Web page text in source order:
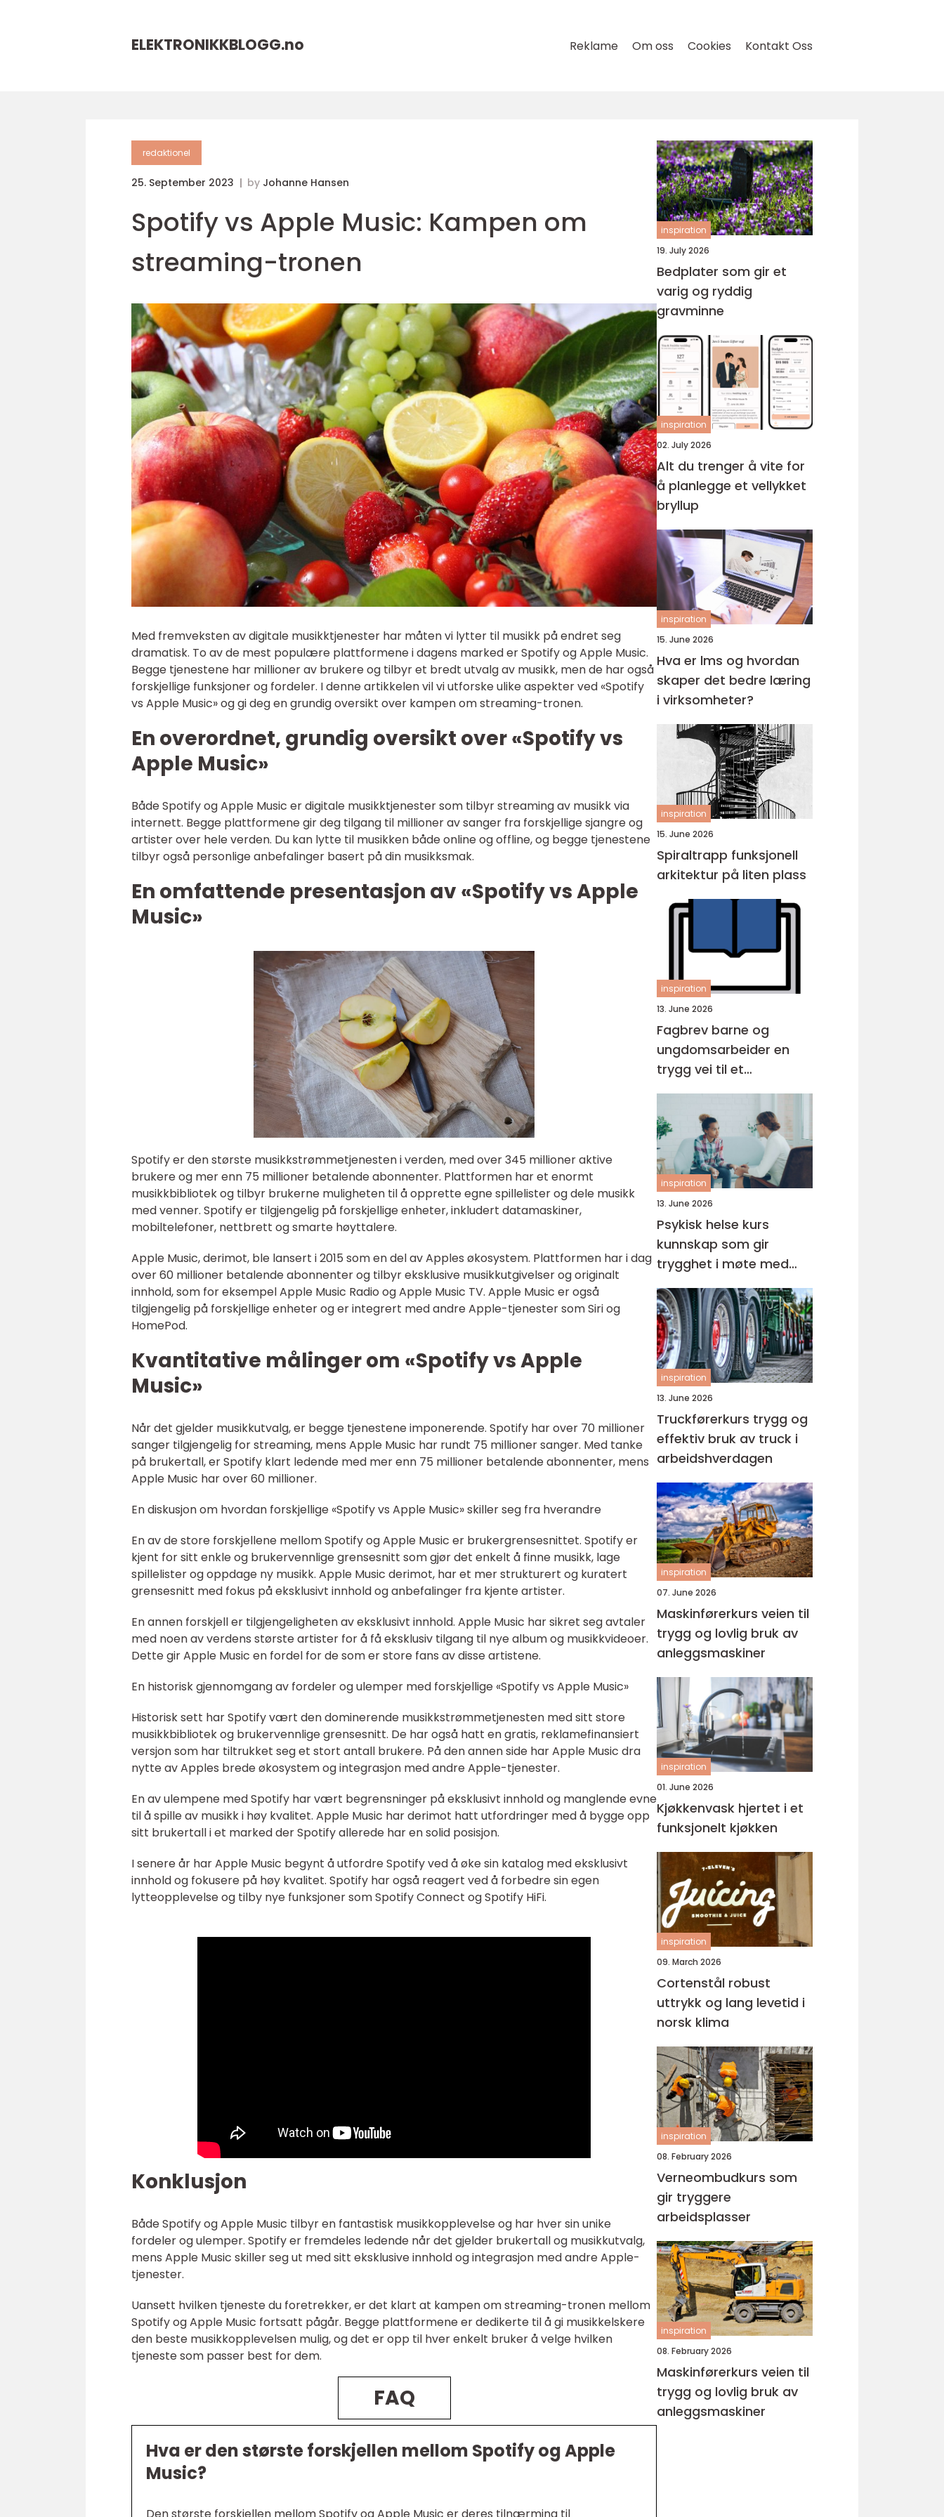
ELEKTRONIKKBLOGG.no Reklame Om oss Cookies Kontakt Oss
redaktionel
25. September 2023 by Johanne Hansen
Spotify vs Apple Music: Kampen om
streaming-tronen
Med fremveksten av digitale musikktjenester har måten vi lytter til musikk på endret seg
dramatisk. To av de mest populære plattformene i dagens marked er Spotify og Apple Music.
Begge tjenestene har millioner av brukere og tilbyr et bredt utvalg av musikk, men de har også
forskjellige funksjoner og fordeler. I denne artikkelen vil vi utforske ulike aspekter ved «Spotify
vs Apple Music» og gi deg en grundig oversikt over kampen om streaming-tronen.
En overordnet, grundig oversikt over «Spotify vs
Apple Music»
Både Spotify og Apple Music er digitale musikktjenester som tilbyr streaming av musikk via
internett. Begge plattformene gir deg tilgang til millioner av sanger fra forskjellige sjangre og
artister over hele verden. Du kan lytte til musikken både online og offline, og begge tjenestene
tilbyr også personlige anbefalinger basert på din musikksmak.
En omfattende presentasjon av «Spotify vs Apple
Music»
Spotify er den største musikkstrømmetjenesten i verden, med over 345 millioner aktive
brukere og mer enn 75 millioner betalende abonnenter. Plattformen har et enormt
musikkbibliotek og tilbyr brukerne muligheten til å opprette egne spillelister og dele musikk
med venner. Spotify er tilgjengelig på forskjellige enheter, inkludert datamaskiner,
mobiltelefoner, nettbrett og smarte høyttalere.
Apple Music, derimot, ble lansert i 2015 som en del av Apples økosystem. Plattformen har i dag
over 60 millioner betalende abonnenter og tilbyr eksklusive musikkutgivelser og originalt
innhold, som for eksempel Apple Music Radio og Apple Music TV. Apple Music er også
tilgjengelig på forskjellige enheter og er integrert med andre Apple-tjenester som Siri og
HomePod.
Kvantitative målinger om «Spotify vs Apple
Music»
Når det gjelder musikkutvalg, er begge tjenestene imponerende. Spotify har over 70 millioner
sanger tilgjengelig for streaming, mens Apple Music har rundt 75 millioner sanger. Med tanke
på brukertall, er Spotify klart ledende med mer enn 75 millioner betalende abonnenter, mens
Apple Music har over 60 millioner.
En diskusjon om hvordan forskjellige «Spotify vs Apple Music» skiller seg fra hverandre
En av de store forskjellene mellom Spotify og Apple Music er brukergrensesnittet. Spotify er
kjent for sitt enkle og brukervennlige grensesnitt som gjør det enkelt å finne musikk, lage
spillelister og oppdage ny musikk. Apple Music derimot, har et mer strukturert og kuratert
grensesnitt med fokus på eksklusivt innhold og anbefalinger fra kjente artister.
En annen forskjell er tilgjengeligheten av eksklusivt innhold. Apple Music har sikret seg avtaler
med noen av verdens største artister for å få eksklusiv tilgang til nye album og musikkvideoer.
Dette gir Apple Music en fordel for de som er store fans av disse artistene.
En historisk gjennomgang av fordeler og ulemper med forskjellige «Spotify vs Apple Music»
Historisk sett har Spotify vært den dominerende musikkstrømmetjenesten med sitt store
musikkbibliotek og brukervennlige grensesnitt. De har også hatt en gratis, reklamefinansiert
versjon som har tiltrukket seg et stort antall brukere. På den annen side har Apple Music dra
nytte av Apples brede økosystem og integrasjon med andre Apple-tjenester.
En av ulempene med Spotify har vært begrensninger på eksklusivt innhold og manglende evne
til å spille av musikk i høy kvalitet. Apple Music har derimot hatt utfordringer med å bygge opp
sitt brukertall i et marked der Spotify allerede har en solid posisjon.
I senere år har Apple Music begynt å utfordre Spotify ved å øke sin katalog med eksklusivt
innhold og fokusere på høy kvalitet. Spotify har også reagert ved å forbedre sin egen
lytteopplevelse og tilby nye funksjoner som Spotify Connect og Spotify HiFi.
Konklusjon
Både Spotify og Apple Music tilbyr en fantastisk musikkopplevelse og har hver sin unike
fordeler og ulemper. Spotify er fremdeles ledende når det gjelder brukertall og musikkutvalg,
mens Apple Music skiller seg ut med sitt eksklusive innhold og integrasjon med andre Apple-
tjenester.
Uansett hvilken tjeneste du foretrekker, er det klart at kampen om streaming-tronen mellom
Spotify og Apple Music fortsatt pågår. Begge plattformene er dedikerte til å gi musikkelskere
den beste musikkopplevelsen mulig, og det er opp til hver enkelt bruker å velge hvilken
tjeneste som passer best for dem.
FAQ
Hva er den største forskjellen mellom Spotify og Apple
Music?
inspiration
19. July 2026
Bedplater som gir et
varig og ryddig
gravminne
inspiration
02. July 2026
Alt du trenger å vite for
å planlegge et vellykket
bryllup
inspiration
15. June 2026
Hva er lms og hvordan
skaper det bedre læring
i virksomheter?
inspiration
15. June 2026
Spiraltrapp funksjonell
arkitektur på liten plass
inspiration
13. June 2026
Fagbrev barne og
ungdomsarbeider en
trygg vei til et
meningsfullt yrke
inspiration
13. June 2026
Psykisk helse kurs
kunnskap som gir
trygghet i møte med
barn og unge
inspiration
13. June 2026
Truckførerkurs trygg og
effektiv bruk av truck i
arbeidshverdagen
inspiration
07. June 2026
Maskinførerkurs veien til
trygg og lovlig bruk av
anleggsmaskiner
inspiration
01. June 2026
Kjøkkenvask hjertet i et
funksjonelt kjøkken
inspiration
09. March 2026
Cortenstål robust
uttrykk og lang levetid i
norsk klima
inspiration
08. February 2026
Verneombudkurs som
gir tryggere
arbeidsplasser
inspiration
08. February 2026
Maskinførerkurs veien til
trygg og lovlig bruk av
anleggsmaskiner